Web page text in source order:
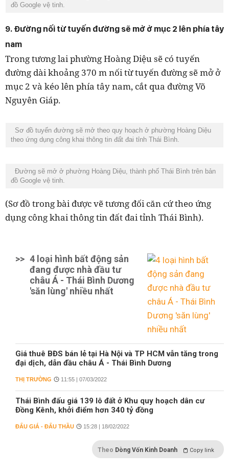
đồ Google vệ tinh.
9. Đường nối từ tuyến đường sẽ mở ở mục 2 lên phía tây
nam
Trong tương lai phường Hoàng Diệu sẽ có tuyến
đường dài khoảng 370 m nối từ tuyến đường sẽ mở ở
mục 2 và kéo lên phía tây nam, cắt qua đường Võ
Nguyên Giáp.
Sơ đồ tuyến đường sẽ mở theo quy hoạch ở phường Hoàng Diệu
theo ứng dụng công khai thông tin đất đai tỉnh Thái Bình.
Đường sẽ mở ở phường Hoàng Diệu, thành phố Thái Bình trên bản
đồ Google vệ tinh.
(Sơ đồ trong bài được vẽ tương đối căn cứ theo ứng
dụng công khai thông tin đất đai tỉnh Thái Bình).
>> 4 loại hình bất động sản
đang được nhà đầu tư
châu Á - Thái Bình Dương
'săn lùng' nhiều nhất
Giá thuê BĐS bán lẻ tại Hà Nội và TP HCM vẫn tăng trong
đại dịch, dẫn đầu châu Á - Thái Bình Dương
THỊ TRƯỜNG 11:55 | 07/03/2022
Thái Bình đấu giá 139 lô đất ở Khu quy hoạch dân cư
Đồng Kênh, khởi điểm hơn 340 tỷ đồng
ĐẤU GIÁ - ĐẤU THẦU 15:28 | 18/02/2022
Theo Dòng Vốn Kinh Doanh Copy link